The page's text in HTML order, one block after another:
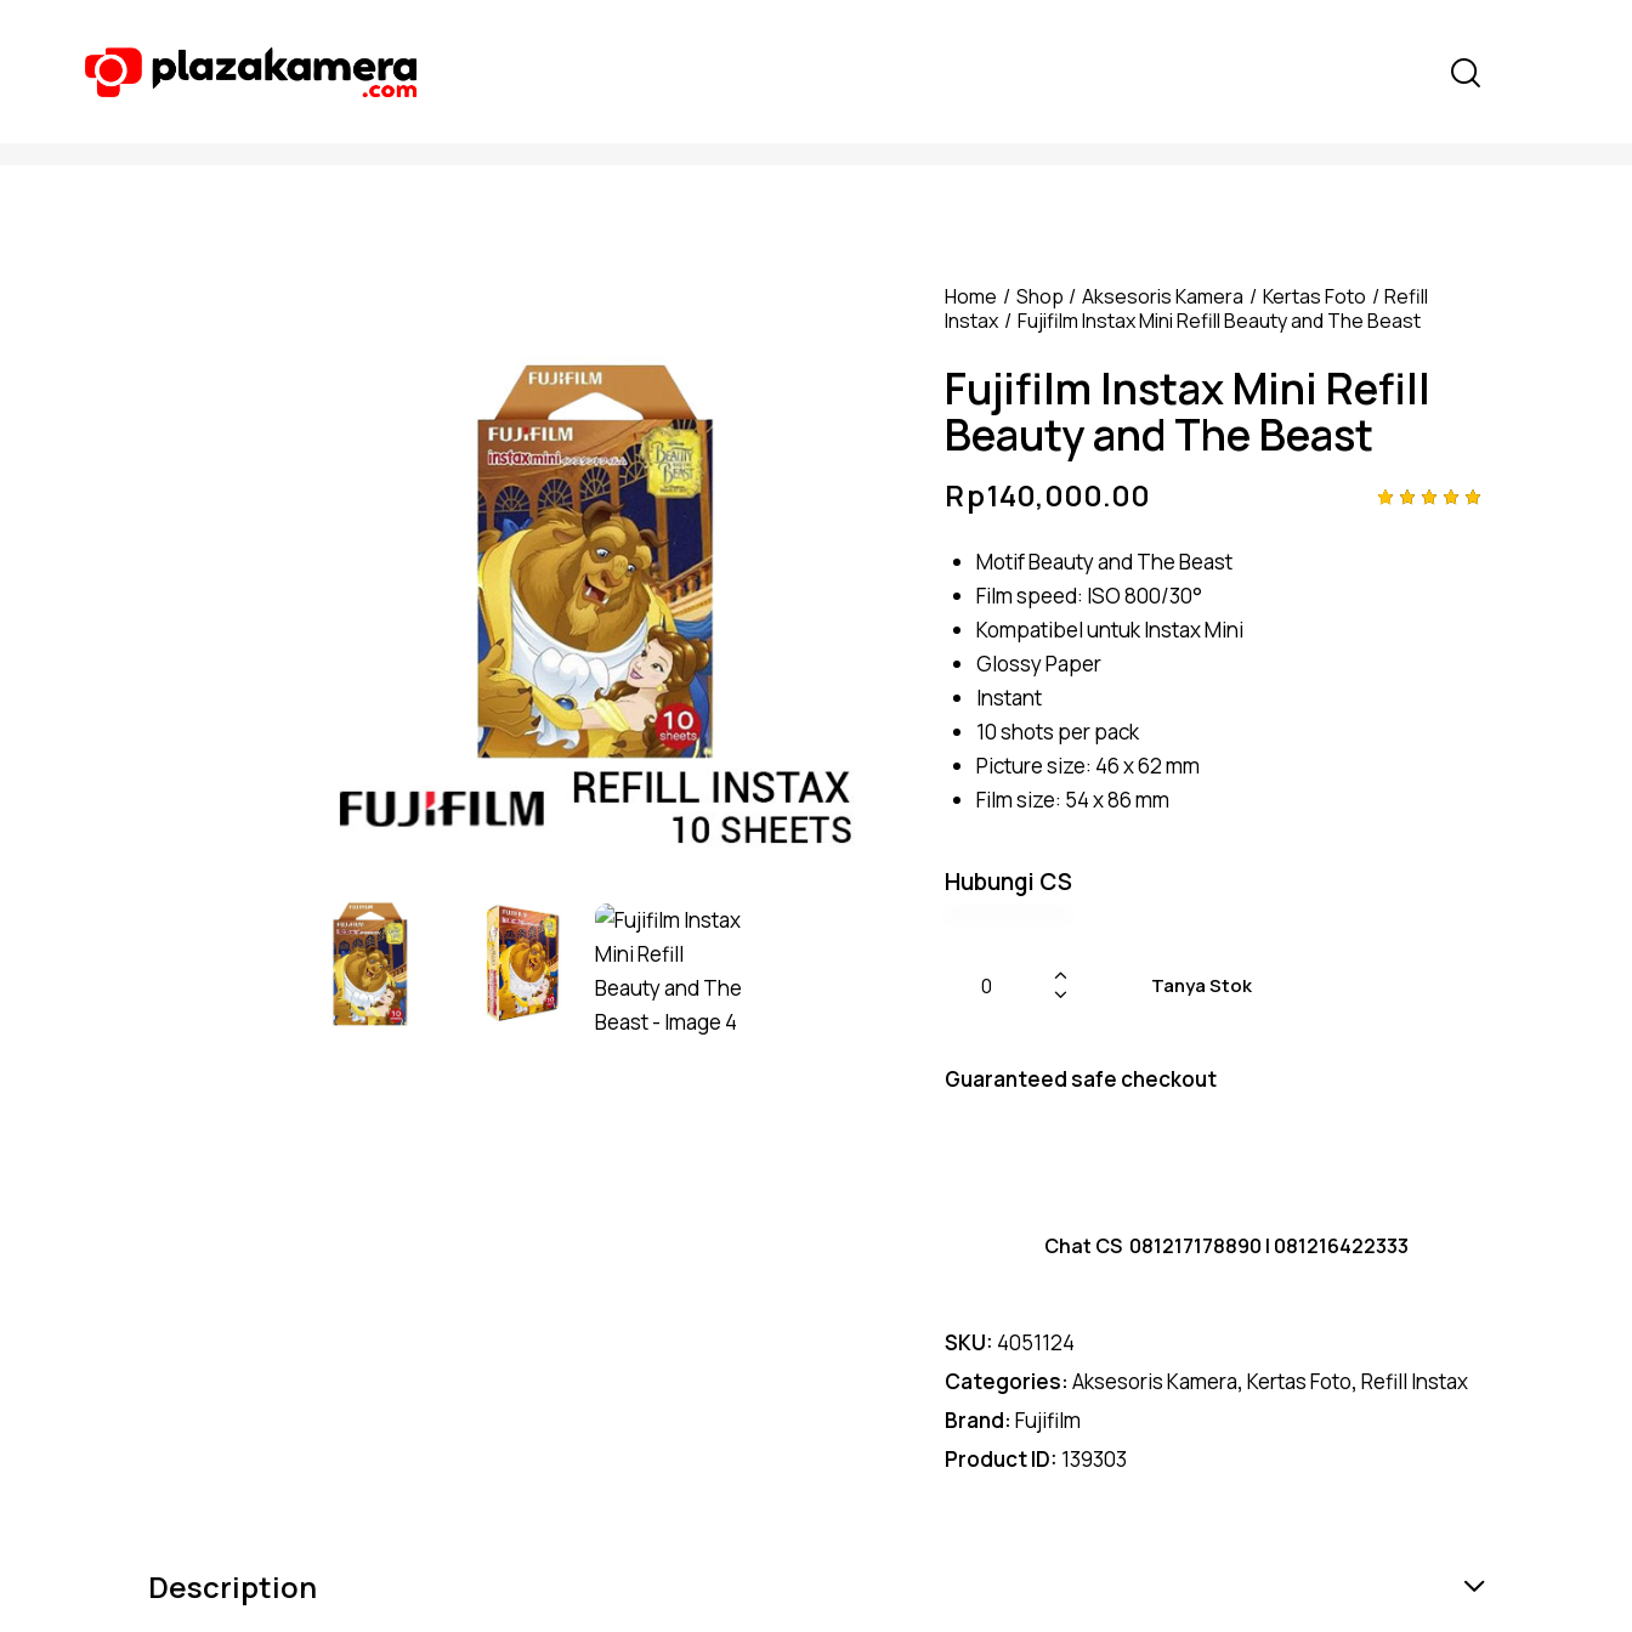
Home Shop Aksesoris Kamera Kertas Foto
Refill
Instax
Fujifilm Instax Mini Refill Beauty and The Beast
Fujifilm Instax Mini Refill
Beauty and The Beast
Rp140,000.00
Motif Beauty and The Beast
Film speed: ISO 800/30°
Kompatibel untuk Instax Mini
Glossy Paper
Instant
10 shots per pack
Picture size: 46 x 62 mm
Film size: 54 x 86 mm
Hubungi CS
Tanya Stok
Guaranteed safe checkout
Chat CS 081217178890 | 081216422333
SKU: 4051124
Categories: Aksesoris Kamera, Kertas Foto, Refill Instax
Brand: Fujifilm
Product ID: 139303
Description